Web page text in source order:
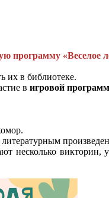
программу «Веселое
их в библиотеке.
в игровой
несколько